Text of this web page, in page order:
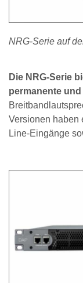
NRG-Serie auf
Die NRG-Serie
permanente
Versionen haben
Line-Eingänge